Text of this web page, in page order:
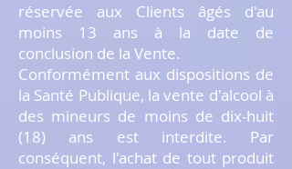
réservée aux Clients âgés d'au
moins 13 ans à la date de
conclusion de la Vente.
Conformément aux dispositions de
la Santé Publique, la vente d'alcool à
des mineurs de moins de dix-huit
(18) ans est interdite. Par
conséquent, l'achat de tout produit